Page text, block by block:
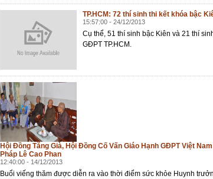
TP.HCM: 72 thí sinh thi kết khóa bậc
15:57:00 - 24/12/2013
Cụ thể, 51 thí sinh bậc Kiên và 21 thí
GĐPT TP.HCM.
Hội Đồng Tăng Già, Hội Đồng Cố Vấn Giáo Hạnh GĐPT Việt
Pháp Lê Cao Phan
12:40:00 - 14/12/2013
Buổi viếng thăm được diễn ra vào thời điểm sức khỏe Huynh